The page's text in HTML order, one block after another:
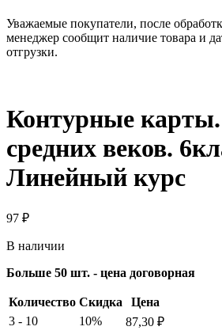
Уважаемые покупатели, после
менеджер сообщит наличие товара и
отгрузки.
Контурные
средних веков.
Линейный курс
97 ₽
В наличии
Больше 50 шт. - цена договорная
Количество Скидка
Цена
3 - 10
10% 87,30 ₽